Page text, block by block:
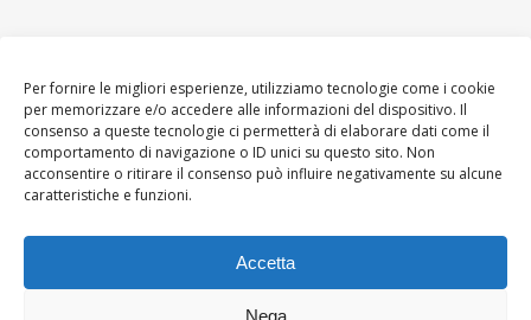
Per fornire le migliori esperienze, utilizziamo tecnologie come i cookie
per memorizzare e/o accedere alle informazioni del dispositivo. Il
consenso a queste tecnologie ci permetterà di elaborare dati come il
comportamento di navigazione o ID unici su questo sito. Non
acconsentire o ritirare il consenso può influire negativamente su alcune
caratteristiche e funzioni.
Accetta
Nega